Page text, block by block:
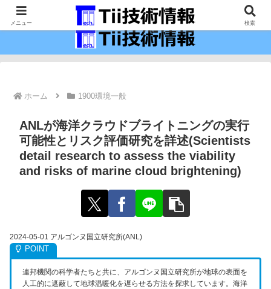
最新の科学技術の情報インフラ。
ホーム 1900環境一般
ANLが海洋クラウドブライトニングの実行
可能性とリスク評価研究を詳述(Scientists
detail research to assess the viability
and risks of marine cloud brightening)
2024-05-01 アルゴンヌ国立研究所(ANL)
連邦機関の科学者たちと共に、アルゴンヌ国立研究所が地球の表面を
人工的に遮蔽して地球温暖化を遅らせる方法を探求しています。海洋
メニュー 検索